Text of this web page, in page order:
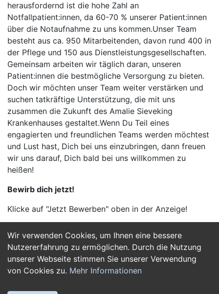
Wir verwenden Cookies, um Ihnen eine bessere
Nutzererfahrung zu ermöglichen. Durch die Nutzung
unserer Webseite stimmen Sie unserer Verwendung
von Cookies zu. Mehr Informationen
herausfordernd ist die hohe Zahl an
Notfallpatient:innen, da 60-70 % unserer Patient:innen
über die Notaufnahme zu uns kommen.Unser Team
besteht aus ca. 950 Mitarbeitenden, davon rund 400 in
der Pflege und 150 aus Dienstleistungsgesellschaften.
Gemeinsam arbeiten wir täglich daran, unseren
Patient:innen die bestmögliche Versorgung zu bieten.
Doch wir möchten unser Team weiter verstärken und
suchen tatkräftige Unterstützung, die mit uns
zusammen die Zukunft des Amalie Sieveking
Krankenhauses gestaltet.Wenn Du Teil eines
engagierten und freundlichen Teams werden möchtest
und Lust hast, Dich bei uns einzubringen, dann freuen
wir uns darauf, Dich bald bei uns willkommen zu
heißen!
Bewirb dich jetzt!
Klicke auf "Jetzt Bewerben" oben in der Anzeige!
Jetzt Bewerben